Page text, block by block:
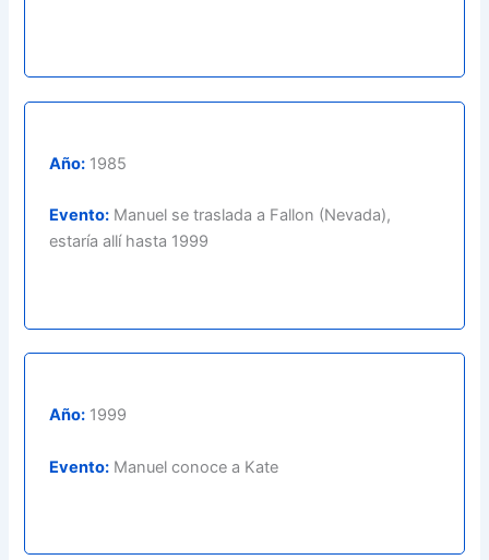
Año: 1985
Evento: Manuel se traslada a Fallon (Nevada),
estaría allí hasta 1999
Año: 1999
Evento: Manuel conoce a Kate